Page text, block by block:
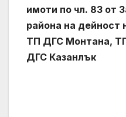
имоти по чл. 83 от
района на
ТП ДГС Монтана,
ДГС Казанлък